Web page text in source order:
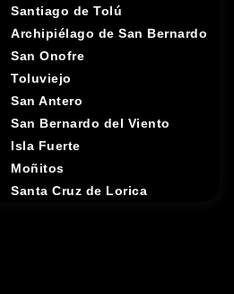
Santiago de Tolú
Archipiélago de San Bernardo
San Onofre
Toluviejo
San Antero
San Bernardo del Viento
Isla Fuerte
Moñitos
Santa Cruz de Lorica